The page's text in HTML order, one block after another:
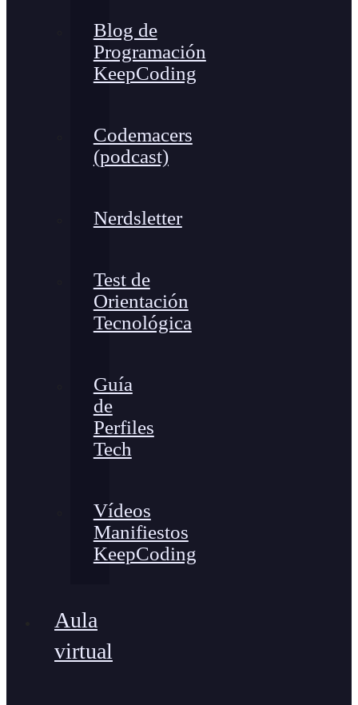
Blog de
Programación
KeepCoding
Codemacers
(podcast)
Nerdsletter
Test de
Orientación
Tecnológica
Guía
de
Perfiles
Tech
Vídeos
Manifiestos
KeepCoding
Aula
virtual